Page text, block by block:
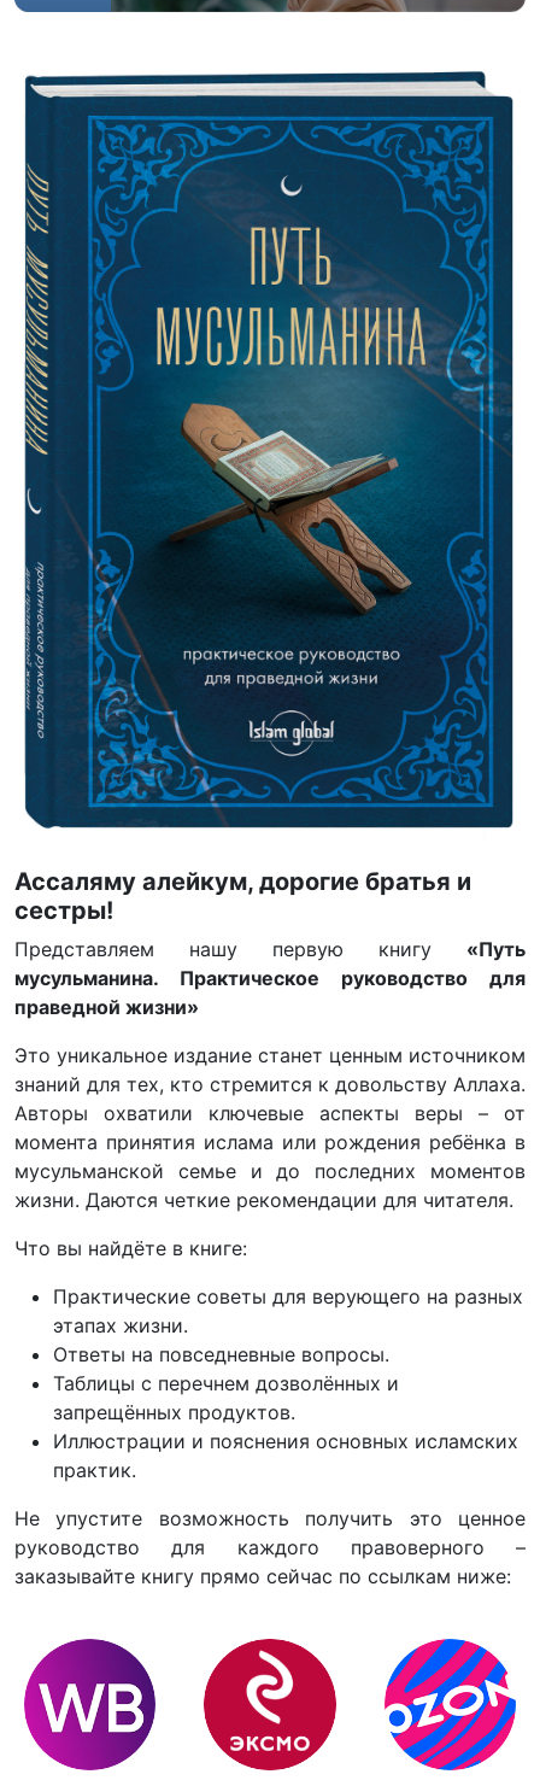
Ассаляму алейкум, дорогие братья и
сестры!
Представляем нашу первую книгу «Путь
мусульманина. Практическое руководство для
праведной жизни»
Это уникальное издание станет ценным источником
знаний для тех, кто стремится к довольству Аллаха.
Авторы охватили ключевые аспекты веры – от
момента принятия ислама или рождения ребёнка в
мусульманской семье и до последних моментов
жизни. Даются четкие рекомендации для читателя.
Что вы найдёте в книге:
Практические советы для верующего на разных
этапах жизни.
Ответы на повседневные вопросы.
Таблицы с перечнем дозволённых и
запрещённых продуктов.
Иллюстрации и пояснения основных исламских
практик.
Не упустите возможность получить это ценное
руководство для каждого правоверного –
заказывайте книгу прямо сейчас по ссылкам ниже: